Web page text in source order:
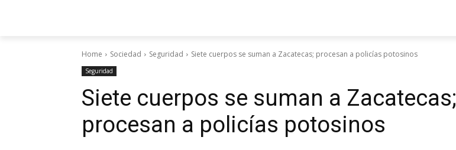
Home Sociedad Seguridad Siete cuerpos se suman a Zacatecas; procesan a policías potosinos
Seguridad
Siete cuerpos se suman a Zacatecas;
procesan a policías potosinos